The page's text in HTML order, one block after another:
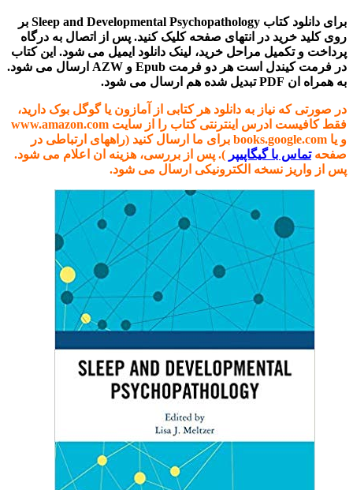
برای دانلود کتاب Sleep and Developmental Psychopathology بر
روی کلید خرید در انتهای صفحه کلیک کنید. پس از اتصال به درگاه
پرداخت و تکمیل مراحل خرید، لینک دانلود ایمیل می شود. این کتاب
در فرمت کیندل است هر دو فرمت Epub و AZW ارسال می شود.
به همراه ان PDF تبدیل شده هم ارسال می شود.
در صورتی که نیاز به دانلود هر کتابی از آمازون یا گوگل بوک دارید،
فقط کافیست ادرس اینترنتی کتاب را از سایت www.amazon.com
و یا books.google.com برای ما ارسال کنید (راههای ارتباطی در
صفحهتماس با گیگاپیپر ). پس از بررسی، هزینه ان اعلام می شود.
پس از واریز نسخه الکترونیکی ارسال می شود.